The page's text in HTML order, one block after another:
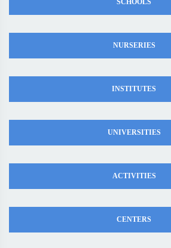
SCHOOLS
NURSERIES
INSTITUTES
UNIVERSITIES
ACTIVITIES
CENTERS